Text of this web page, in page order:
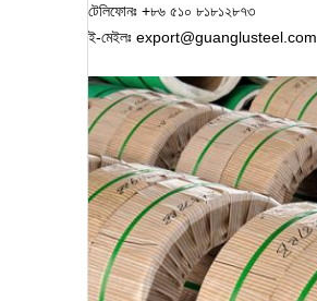
টেলিফোনঃ +৮৬ ৫১০ ৮১৮১২৮৭৩
ই-মেইলঃ export@guanglusteel.com